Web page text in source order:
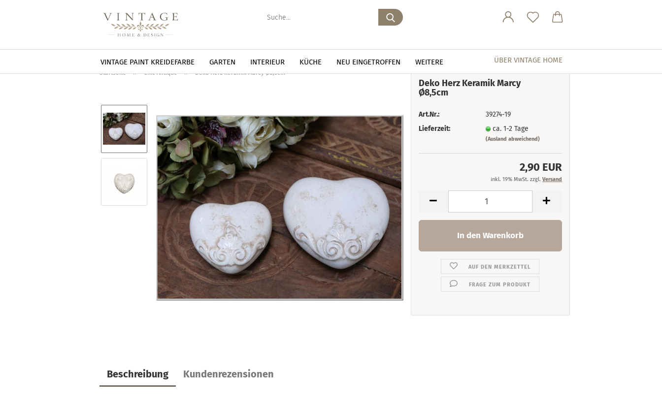
Suche...
VINTAGE PAINT KREIDEFARBE GARTEN INTERIEUR KÜCHE NEU EINGETROFFEN ÜBER VINTAGE HOME
WEITERE
Startseite » Chic Antique » Deko Herz Keramik Marcy Ø8,5cm
Deko Herz Keramik Marcy
Ø8,5cm
Art.Nr.:
39274-19
Lieferzeit:
ca. 1-2 Tage
(Ausland abweichend)
2,90 EUR
inkl. 19% MwSt. zzgl. Versand
AUF DEN MERKZETTEL
FRAGE ZUM PRODUKT
Beschreibung Kundenrezensionen